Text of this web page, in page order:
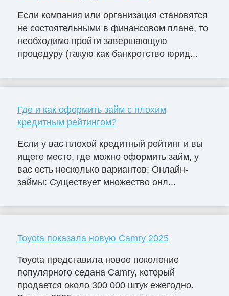
Если компания или организация становятся
не состоятельными в финансовом плане, то
необходимо пройти завершающую
процедуру (такую как банкротство юрид...
Где и как оформить займ с плохим
кредитным рейтингом?
Если у вас плохой кредитный рейтинг и вы
ищете место, где можно оформить займ, у
вас есть несколько вариантов: Онлайн-
займы: Существует множество онл...
Toyota показала новую Camry 2025
Toyota представила новое поколение
популярного седана Camry, который
продается около 300 000 штук ежегодно.